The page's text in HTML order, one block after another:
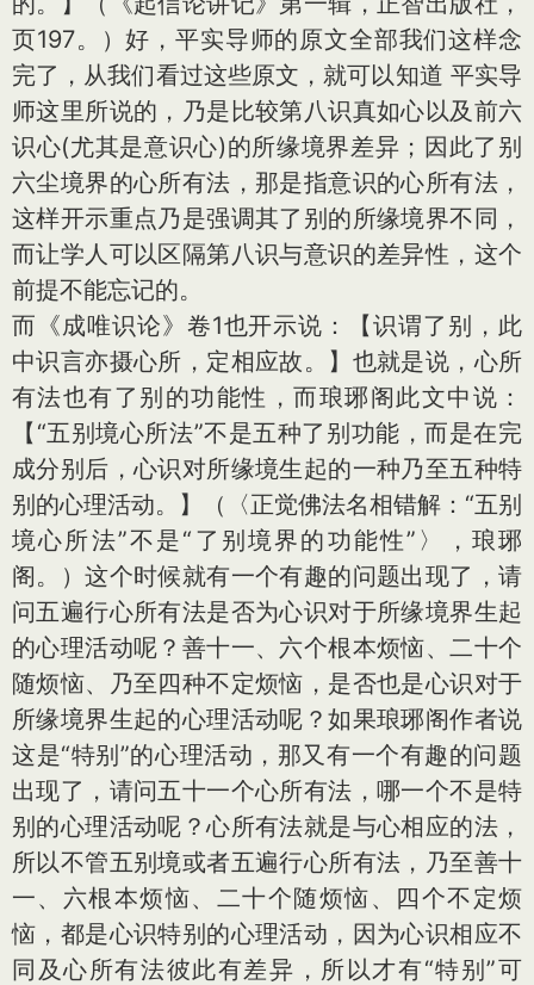
页197。）好，平实导师的原文全部我们这样念
完了，从我们看过这些原文，就可以知道 平实导
师这里所说的，乃是比较第八识真如心以及前六
识心(尤其是意识心)的所缘境界差异；因此了别
六尘境界的心所有法，那是指意识的心所有法，
这样开示重点乃是强调其了别的所缘境界不同，
而让学人可以区隔第八识与意识的差异性，这个
前提不能忘记的。
而《成唯识论》卷1也开示说：【识谓了别，此
中识言亦摄心所，定相应故。】也就是说，心所
有法也有了别的功能性，而琅琊阁此文中说：
【“五别境心所法”不是五种了别功能，而是在完
成分别后，心识对所缘境生起的一种乃至五种特
别的心理活动。】（〈正觉佛法名相错解：“五别
境心所法”不是“了别境界的功能性”〉，琅琊
阁。）这个时候就有一个有趣的问题出现了，请
问五遍行心所有法是否为心识对于所缘境界生起
的心理活动呢？善十一、六个根本烦恼、二十个
随烦恼、乃至四种不定烦恼，是否也是心识对于
所缘境界生起的心理活动呢？如果琅琊阁作者说
这是“特别”的心理活动，那又有一个有趣的问题
出现了，请问五十一个心所有法，哪一个不是特
别的心理活动呢？心所有法就是与心相应的法，
所以不管五别境或者五遍行心所有法，乃至善十
一、六根本烦恼、二十个随烦恼、四个不定烦
恼，都是心识特别的心理活动，因为心识相应不
同及心所有法彼此有差异，所以才有“特别”可